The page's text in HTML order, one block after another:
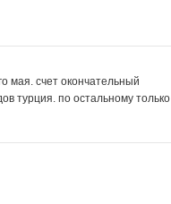
мая. счет окончательный
турция. по остальному только